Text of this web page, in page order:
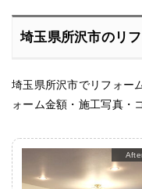
埼玉県所沢市のリ
埼玉県所沢市でリフォー
ォーム金額・施工写真・